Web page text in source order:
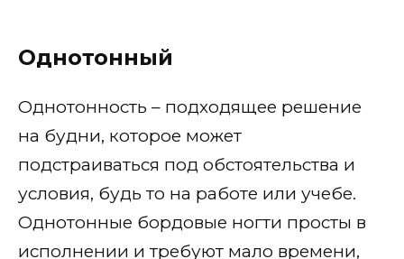
Однотонный
Однотонность – подходящее решение
на будни, которое может
подстраиваться под обстоятельства и
условия, будь то на работе или учебе.
Однотонные бордовые ногти просты в
исполнении и требуют мало времени,